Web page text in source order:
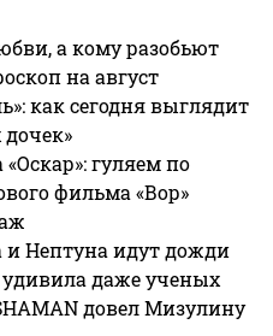
а кому разобьют
на август
как сегодня выглядит
гуляем по
фильма «Вор»
Нептуна идут дожди
удивила даже ученых
довел Мизулину